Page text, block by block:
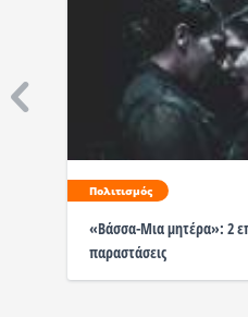
Πολιτισμός
«Βάσσα-Μια μητέρα»: 2
παραστάσεις